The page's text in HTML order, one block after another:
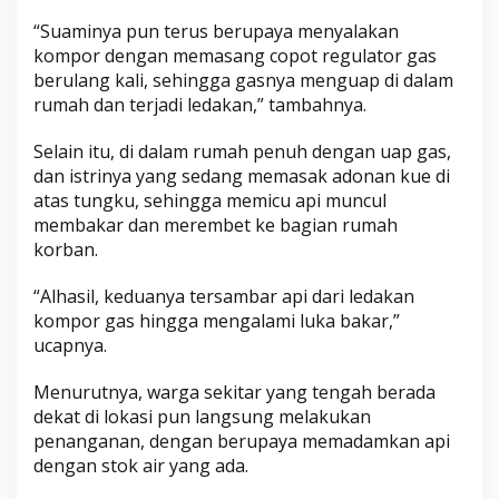
“Suaminya pun terus berupaya menyalakan
kompor dengan memasang copot regulator gas
berulang kali, sehingga gasnya menguap di dalam
rumah dan terjadi ledakan,” tambahnya.
Selain itu, di dalam rumah penuh dengan uap gas,
dan istrinya yang sedang memasak adonan kue di
atas tungku, sehingga memicu api muncul
membakar dan merembet ke bagian rumah
korban.
“Alhasil, keduanya tersambar api dari ledakan
kompor gas hingga mengalami luka bakar,”
ucapnya.
Menurutnya, warga sekitar yang tengah berada
dekat di lokasi pun langsung melakukan
penanganan, dengan berupaya memadamkan api
dengan stok air yang ada.